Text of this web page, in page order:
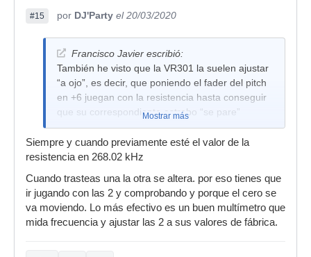
#15 por DJ'Party el 20/03/2020
Francisco Javier escribió:
También he visto que la VR301 la suelen ajustar
“a ojo”, es decir, que poniendo el fader del pitch
en +6 juegan con la resistencia hasta conseguir
que su correspondiente estrobo “se pare”
Mostrar más
Siempre y cuando previamente esté el valor de la
resistencia en 268.02 kHz
Cuando trasteas una la otra se altera. por eso tienes que
ir jugando con las 2 y comprobando y porque el cero se
va moviendo. Lo más efectivo es un buen multímetro que
mida frecuencia y ajustar las 2 a sus valores de fábrica.